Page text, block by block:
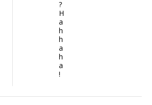
?
H
a
h
h
a
h
a
!